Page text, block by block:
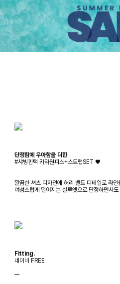
단정함에 우아함을 더한
#샤빙핀턱 카라원피스+스트랩SET ♥
깔끔한 셔츠 디자인에 허리 벨트 디테일로 라인
여성스럽게 떨어지는 실루엣으로 단정하면서
Fitting.
네이비 FREE
ㅡ